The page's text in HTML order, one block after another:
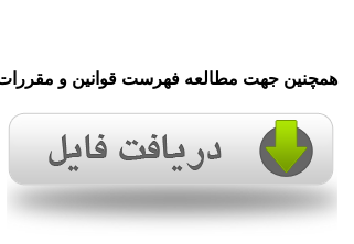
همچنین جهت مطالعه فهرست قوانین و